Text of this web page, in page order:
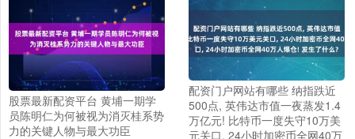
股票最新配资平台 黄埔一期学
员陈明仁为何被视为消灭桂系势
力的关键人物与最大功臣
配资门户网站有哪些 纳指跌近
500点, 英伟达市值一夜蒸发1.4
万亿元! 比特币一度失守10万美
元关口, 24小时加密币全网40万